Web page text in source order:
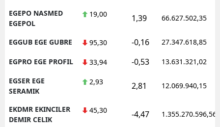
EGEPO NASMED
EGEPOL
19,00 1,39 66.627.502,35
EGGUB EGE GUBRE 95,30 -0,16 27.347.618,85
EGPRO EGE PROFIL 33,94 -0,53 13.631.321,02
EGSER EGE
SERAMIK
2,93 2,81 12.069.940,15
EKDMR EKINCILER
DEMIR CELIK
45,30 -4,47 1.355.270.596,56